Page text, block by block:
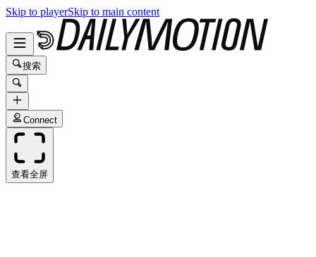
Skip to playerSkip to main content
搜索
Connect
查看全屏